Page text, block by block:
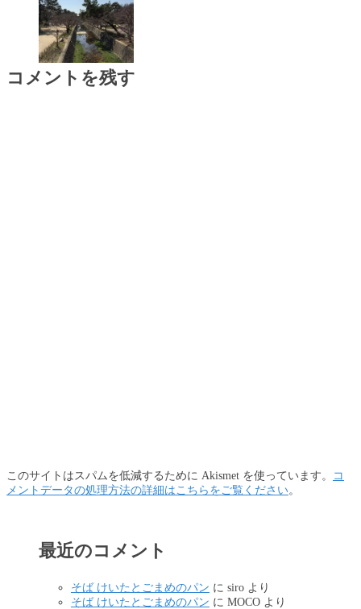
コメントを残す
このサイトはスパムを低減するために Akismet を使っています。
コ
メントデータの処理方法の詳細はこちらをご覧ください。
最近のコメント
そば けいたとごまめのパン に siro より
そば けいたとごまめのパン に MOCO より